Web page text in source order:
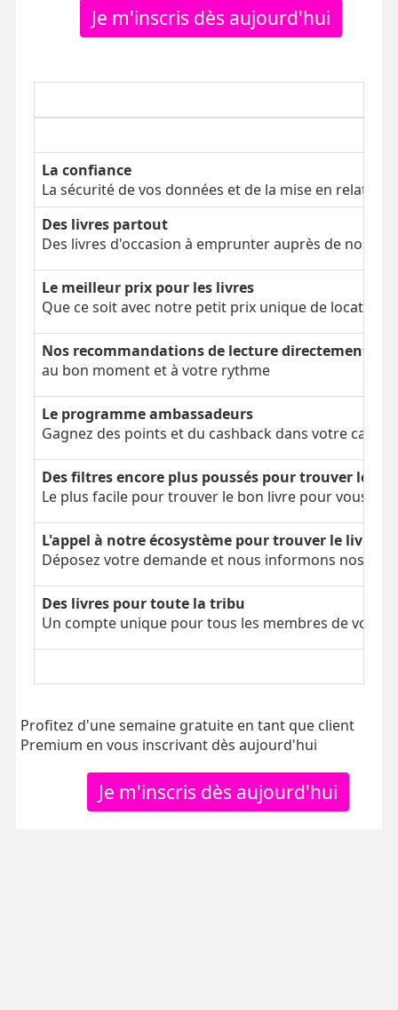
Je m'inscris dès aujourd'hui
La confiance
La sécurité de vos données et de la mise en relation
Des livres partout
Des livres d'occasion à emprunter auprès de nos
Le meilleur prix pour les livres
Que ce soit avec notre petit prix unique de location
Nos recommandations de lecture directement
au bon moment et à votre rythme
Le programme ambassadeurs
Gagnez des points et du cashback dans votre
Des filtres encore plus poussés pour trouver le
Le plus facile pour trouver le bon livre pour vous
L'appel à notre écosystème pour trouver le livre
Déposez votre demande et nous informons nos
Des livres pour toute la tribu
Un compte unique pour tous les membres de votre
Profitez d'une semaine gratuite en tant que client
Premium en vous inscrivant dès aujourd'hui
Je m'inscris dès aujourd'hui